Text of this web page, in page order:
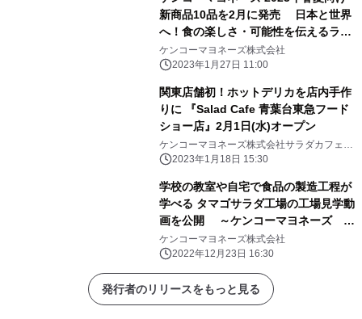
新商品10品を2月に発売 日本と世界
へ！食の楽しさ・可能性を伝えるライ
ンナップ
ケンコーマヨネーズ株式会社
2023年1月27日 11:00
関東店舗初！ホットデリカを店内手作
りに 『Salad Cafe 青葉台東急フード
ショー店』2月1日(水)オープン
ケンコーマヨネーズ株式会社サラダカフェ株
式会社
2023年1月18日 15:30
学校の教室や自宅で食品の製造工程が
学べる タマゴサラダ工場の工場見学動
画を公開 ～ケンコーマヨネーズ 厚
木工場編～
ケンコーマヨネーズ株式会社
2022年12月23日 16:30
発行者のリリースをもっと見る